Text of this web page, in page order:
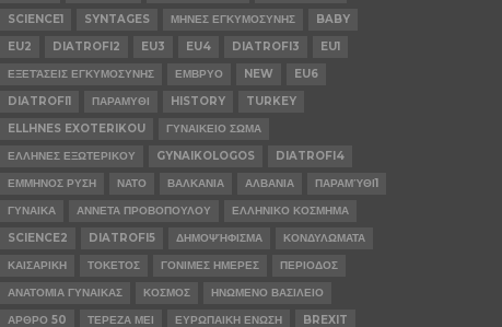
SCIENCE1
SYNTAGES ΜΗΝΕΣ ΕΓΚΥΜΟΣΥΝΗΣ
BABY
EU2
DIATROFI2 EU3 EU4 DIATROFI3
EU1
ΕΞΕΤΆΣΕΙΣ ΕΓΚΥΜΟΣΥΝΗΣ
ΕΜΒΡΥΟ NEW
EU6
DIATROFI1
ΠΑΡΑΜΥΘΙ HISTORY
TURKEY
ELLHNES EXOTERIKOU
ΓΥΝΑΙΚΕΙΟ ΣΩΜΑ
ΕΛΛΗΝΕΣ ΕΞΩΤΕΡΙΚΟΥ
GYNAIKOLOGOS
DIATROFI4
ΕΜΜΗΝΟΣ ΡΥΣΗ
ΝΑΤΟ ΒΑΛΚΑΝΙΑ ΑΛΒΑΝΙΑ
ΠΑΡΑΜΎΘΙ1
ΓΥΝΑΙΚΑ
ΑΝΝΕΤΑ ΠΡΟΒΟΠΟΥΛΟΥ
ΕΛΛΗΝΙΚΟ ΚΟΣΜΗΜΑ
SCIENCE2
DIATROFI5 ΔΗΜΟΨΉΦΙΣΜΑ
ΚΟΝΔΥΛΩΜΑΤΑ
ΚΑΙΣΑΡΙΚΗ
ΤΟΚΕΤΟΣ ΓΟΝΙΜΕΣ ΗΜΕΡΕΣ
ΠΕΡΙΟΔΟΣ
ΑΝΑΤΟΜΙΑ ΓΥΝΑΙΚΑΣ
ΚΟΣΜΟΣ
ΗΝΩΜΕΝΟ ΒΑΣΙΛΕΙΟ
ΑΡΘΡΟ 50
ΤΕΡΕΖΑ ΜΕΙ ΕΥΡΩΠΑΙΚΗ ΕΝΩΣΗ
BREXIT